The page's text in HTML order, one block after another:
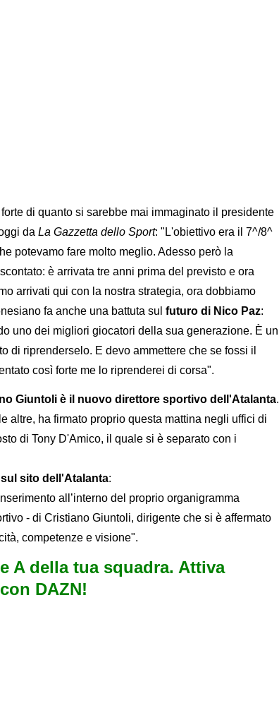
di quanto si sarebbe mai immaginato il presidente
da La Gazzetta dello Sport: "L'obiettivo era il 7^/8^
potevamo fare molto meglio. Adesso però la
è arrivata tre anni prima del previsto e ora
arrivati qui con la nostra strategia, ora dobbiamo
fa anche una battuta sul futuro di Nico Paz:
uno dei migliori giocatori della sua generazione. È un
di riprenderselo. E devo ammettere che se fossi il
così forte me lo riprenderei di corsa".
Giuntoli è il nuovo direttore sportivo dell'Atalanta.
altre, ha firmato proprio questa mattina negli uffici di
di Tony D'Amico, il quale si è separato con i
sito dell'Atalanta:
all’interno del proprio organigramma
- di Cristiano Giuntoli, dirigente che si è affermato
competenze e visione".
A della tua squadra. Attiva
DAZN!